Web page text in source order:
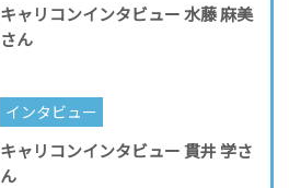
キャリコンインタビュー 水藤 麻美
さん
インタビュー
キャリコンインタビュー 貫井 学さ
ん